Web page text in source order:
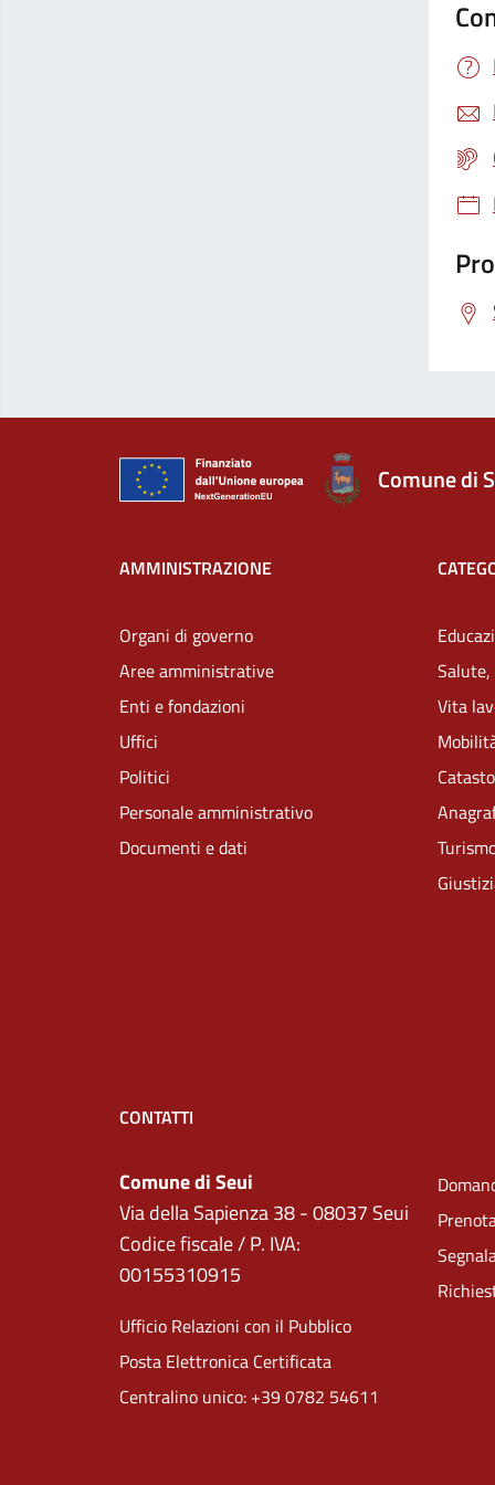
Comune di
AMMINISTRAZIONE
Organi di governo
Aree amministrative
Enti e fondazioni
Uffici
Politici
Personale amministrativo
Documenti e dati
Salute,
Vita
CONTATTI
Comune di Seui
Via della Sapienza 38 - 08037 Seui
Codice fiscale / P. IVA:
00155310915
Ufficio Relazioni con il Pubblico
Posta Elettronica Certificata
Centralino unico: +39 0782 54611